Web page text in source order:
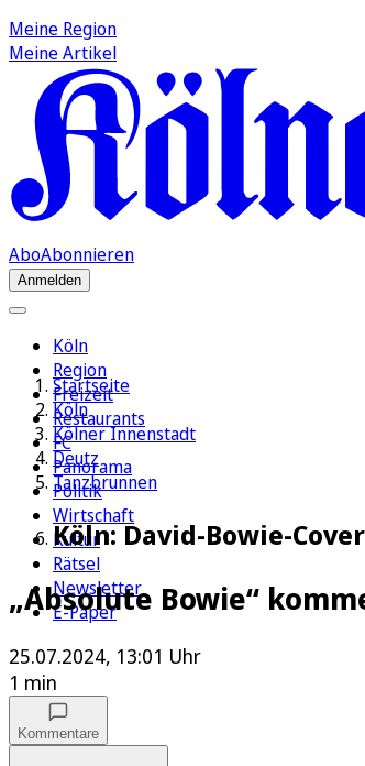
Meine Region
Meine Artikel
AboAbonnieren
Anmelden
Köln
Region
Freizeit
Restaurants
FC
Panorama
Politik
Wirtschaft
Kultur
Rätsel
Newsletter
E-Paper
Startseite
Köln
Kölner Innenstadt
Deutz
Tanzbrunnen
Köln: David-Bowie-
„Absolute Bowie“
25.07.2024, 13:01 Uhr
1 min
Kommentare